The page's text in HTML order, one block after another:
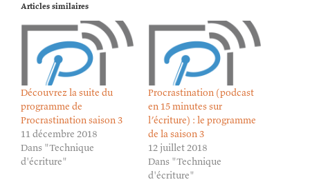
Articles similaires
Découvrez la suite du
programme de
Procrastination saison 3
11 décembre 2018
Dans "Technique
d'écriture"
Procrastination (podcast
en 15 minutes sur
l’écriture) : le programme
de la saison 3
12 juillet 2018
Dans "Technique
d'écriture"